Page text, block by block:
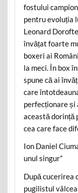
fostului
pentru evoluția
Leonard
învățat foarte
boxeri ai
la meci. În box
spune că ai
care
perfecționare și
această dorință
cea care face
Ion Daniel
unul singur”
După cucerirea
pugilistul